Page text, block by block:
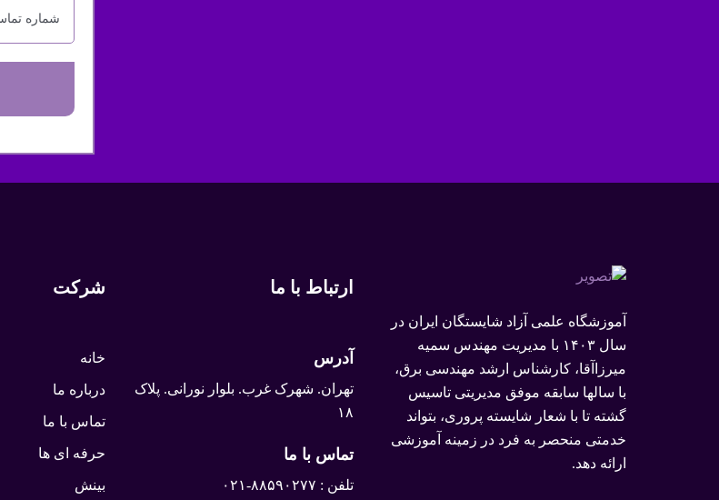
آموزشگاه علمی آزاد شایستگان ایران در
سال ۱۴۰۳ با مدیریت مهندس سمیه
میرزاآقا، کارشناس ارشد مهندسی برق،
با سالها سابقه موفق مدیریتی تاسیس
گشته تا با شعار شایسته پروری، بتواند
خدمتی منحصر به فرد در زمینه آموزشی
ارائه دهد.
ارتباط با ما
آدرس
تهران. شهرک غرب. بلوار نورانی. پلاک
۱۸
تماس با ما
تلفن : ۰۲۱-۸۸۵۹۰۲۷۷
شرکت
خانه
درباره ما
تماس با ما
حرفه ای ها
بینش